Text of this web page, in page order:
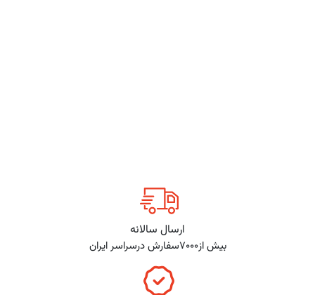
ارسال سالانه
بیش از7000سفارش درسراسر ایران